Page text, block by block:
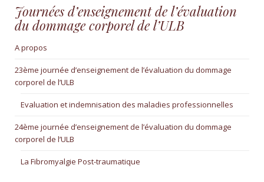
Journées d’enseignement de l’évaluation
du dommage corporel de l’ULB
A propos
23ème journée d’enseignement de l’évaluation du dommage
corporel de l’ULB
Evaluation et indemnisation des maladies professionnelles
24ème journée d’enseignement de l’évaluation du dommage
corporel de l’ULB
La Fibromyalgie Post-traumatique